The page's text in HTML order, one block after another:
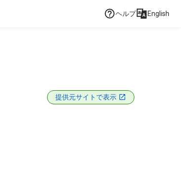
ヘルプ English
提供元サイトで表示